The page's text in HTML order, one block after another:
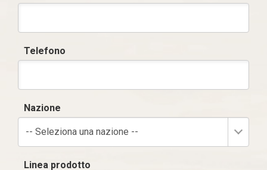
Telefono
Nazione
-- Seleziona una nazione --
Linea prodotto